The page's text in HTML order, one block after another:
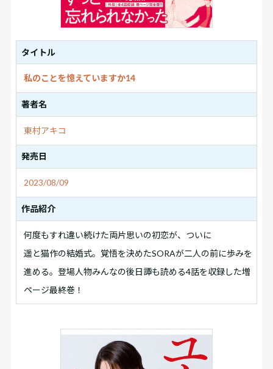
タイトル
私のことを憶えていますか14
著者名
東村アキコ
発売日
2023/08/09
作品紹介
何度もすれ違い続けた両片思いの初恋が、ついに――
遥と猫作の結婚式。覚悟を決めたSORAが二人の前に歩みを
進める。登場人物みんなの後日譚も読める4話を収録した増
ページ最終巻！